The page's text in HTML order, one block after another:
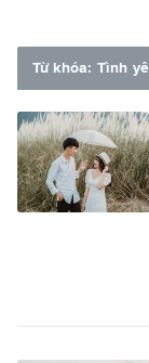
Từ khóa: Tình